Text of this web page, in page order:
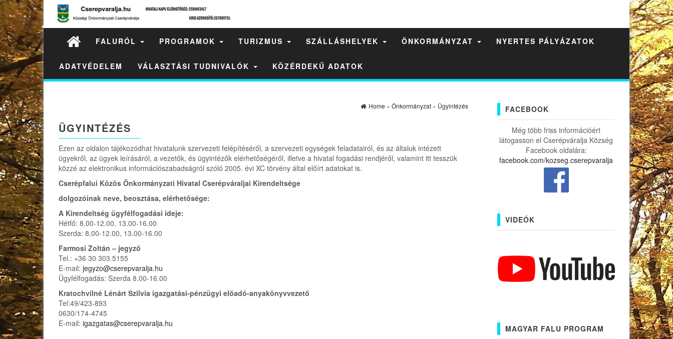
FALURÓL PROGRAMOK TURIZMUS SZÁLLÁSHELYEK ÖNKORMÁNYZAT NYERTES PÁLYÁZATOK
ADATVÉDELEM VÁLASZTÁSI TUDNIVALÓK KÖZÉRDEKŰ ADATOK
Home » Önkormányzat» Ügyintézés
ÜGYINTÉZÉS
Ezen az oldalon tájékozódhat hivatalunk szervezeti felépítéséről, a szervezeti egységek feladatairól, és az általuk intézett
ügyekről, az ügyek leírásáról, a vezetők, és ügyintézők elérhetőségéről, illetve a hivatal fogadási rendjéről, valamint itt tesszük
közzé az elektronikus információszabadságról szóló 2005. évi XC törvény által előírt adatokat is.
Cserépfalui Közös Önkormányzati Hivatal Cserépváraljai Kirendeltsége
dolgozóinak neve, beosztása, elérhetősége:
A Kirendeltség ügyfélfogadási ideje:
Hétfő: 8.00-12.00, 13.00-16.00
Szerda: 8.00-12.00, 13.00-16.00
Farmosi Zoltán – jegyző
Tel.: +36 30 303 5155
E-mail: jegyzo@cserepvaralja.hu
Ügyfélfogadás: Szerda 8.00-16.00
Kratochvilné Lénárt Szilvia igazgatási-pénzügyi előadó-anyakönyvvezető
Tel:49/423-893
0630/174-4745
E-mail: igazgatas@cserepvaralja.hu
FACEBOOK
Még több friss információért
látogasson el Cserépváralja Község
Facebook oldalára:
facebook.com/kozseg.cserepvaralja
VIDEÓK
MAGYAR FALU PROGRAM